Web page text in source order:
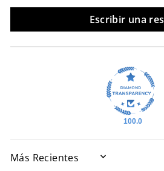
Escribir una
100.0
SORT BY